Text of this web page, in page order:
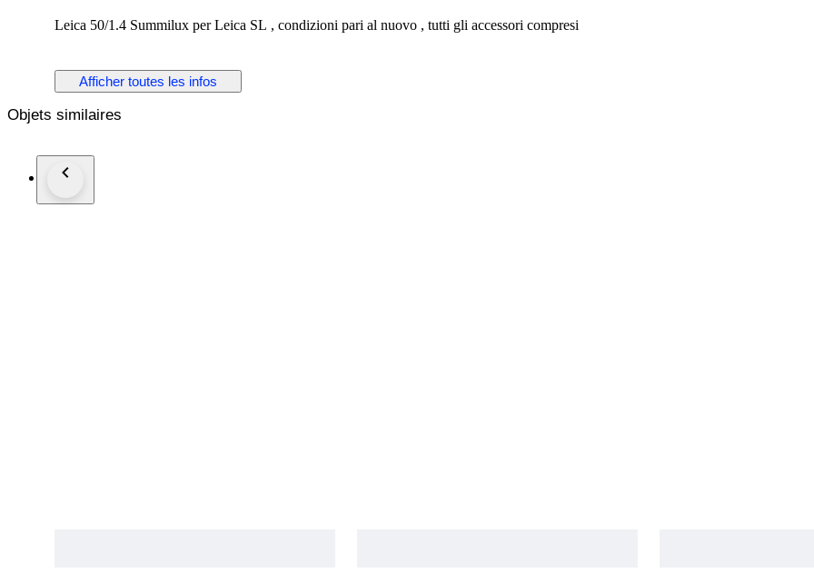
Leica 50/1.4 Summilux per Leica SL , condizioni pari al nuovo , tutti gli accessori compresi
Afficher toutes les infos
Objets similaires